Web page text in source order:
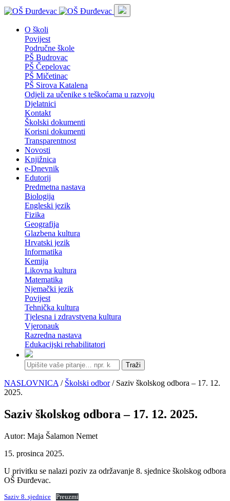
O školi
Povijest
Područne škole
PŠ Budrovac
PŠ Čepelovac
PŠ Mičetinac
PŠ Sirova Katalena
Odjeli za učenike s teškoćama u razvoju
Djelatnici
Kontakt
Školski dokumenti
Korisni dokumenti
Transparentnost
Novosti
Knjižnica
e-Dnevnik
Edutorij
Predmetna nastava
Biologija
Engleski jezik
Fizika
Geografija
Glazbena kultura
Hrvatski jezik
Informatika
Kemija
Likovna kultura
Matematika
Njemački jezik
Povijest
Tehnička kultura
Tjelesna i zdravstvena kultura
Vjeronauk
Razredna nastava
Edukacijski rehabilitatori
Traži
NASLOVNICA / Školski odbor/ Saziv školskog odbora – 17. 12.
2025.
Saziv školskog odbora – 17. 12. 2025.
Autor: Maja Šalamon Nemet
15. prosinca 2025.
U privitku se nalazi poziv za održavanje 8. sjednice školskog odbora
OŠ Đurđevac.
Saziv 8. sjednice Preuzmi